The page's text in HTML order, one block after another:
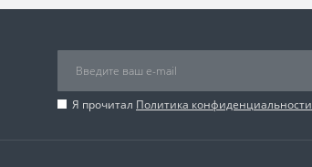
Я прочитал Политика конфиденциальности